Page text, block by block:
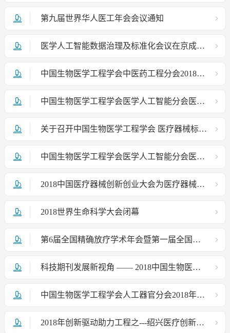
第九届世界华人医工年会会议通知
医学人工智能数据治理及标准化会议在京成功举办
中国生物医学工程学会中医药工程分会2018年学术年会 （第二轮通知）
中国生物医学工程学会医学人工智能分会医学人工智能数据治理及标准化会议（第二轮）通知
关于召开中国生物医学工程学会 医疗器械标准工作委员会第六次主任办公会的通知
中国生物医学工程学会医学人工智能分会医学人工智能数据治理及标准化会议第一轮通知
2018中国医疗器械创新创业大会为医疗器械创业者打造梦想实现平台
2018世界生命科学大会闭幕
第6届全国精确放疗学术年会暨第一届全国头颈肿瘤学术会议第一轮通知
科技期刊发展新视角 —— 2018中国生物医学工程联合学术年会期刊发展论坛成功举办
中国生物医学工程学会人工器官分会2018年学术年会通知
2018年创新驱动助力工程之---绍兴医疗创新与产业发展高峰论坛活动成功举办